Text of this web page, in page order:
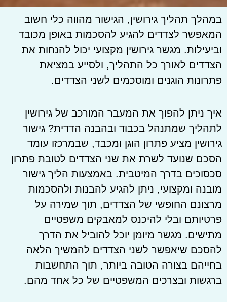
במהלך תהליך גירושין, הגישור מהווה כלי חשוב
המאפשר לצדדים להגיע להסכמות באופן מכובד
וביעילות. מגשר גירושין מקצועי יכול להנחות את
הצדדים לאורך כל התהליך, ולסייע במציאת
פתרונות הוגנים ומוסכמים לשני הצדדים.
איך ניתן להפוך את המעבר המורכב של גירושין
לתהליך שמתנהל בכבוד ובהבנה הדדית? גישור
גירושין מציע פתרון הוגן ומכבד, שבמרכזו עומד
הסכם שנועד לשרת את שני הצדדים לטובת פתרון
סכסוכים בדרך המיטבית. באמצעות הליך גישור
מובנה ומקצועי, ניתן להגיע להבנות ולהסכמות
מרצונם החופשי של הצדדים, תוך שמירה על
פרטיותם ובלי להיכנס למאבקים משפטיים
מתישים. מגשר מיומן יוכל להוביל את הדרך
להסכם שיאפשר לשני הצדדים להמשיך הלאה
בחייהם בצורה הטובה ביותר, תוך התחשבות
ברגשות ובצרכים המשפטיים של כל אחד מהם.